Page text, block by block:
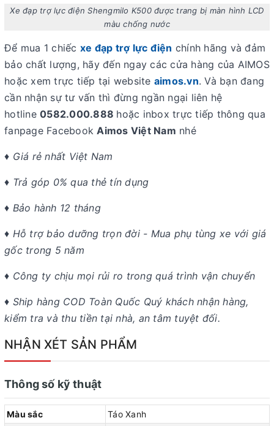
Xe đạp trợ lực điện Shengmilo K500 được trang bị màn hình LCD
màu chống nước
Để mua 1 chiếc xe đạp trợ lực điện chính hãng và đảm
bảo chất lượng, hãy đến ngay các cửa hàng của AIMOS
hoặc xem trực tiếp tại website aimos.vn. Và bạn đang
cần nhận sự tư vấn thì đừng ngần ngại liên hệ
hotline 0582.000.888 hoặc inbox trực tiếp thông qua
fanpage Facebook Aimos Việt Nam nhé
♦ Giá rẻ nhất Việt Nam
♦ Trả góp 0% qua thẻ tín dụng
♦ Bảo hành 12 tháng
♦ Hỗ trợ bảo dưỡng trọn đời - Mua phụ tùng xe với giá
gốc trong 5 năm
♦ Công ty chịu mọi rủi ro trong quá trình vận chuyển
♦ Ship hàng COD Toàn Quốc Quý khách nhận hàng,
kiểm tra và thu tiền tại nhà, an tâm tuyệt đối.
NHẬN XÉT SẢN PHẨM
Thông số kỹ thuật
Màu sắc Táo Xanh